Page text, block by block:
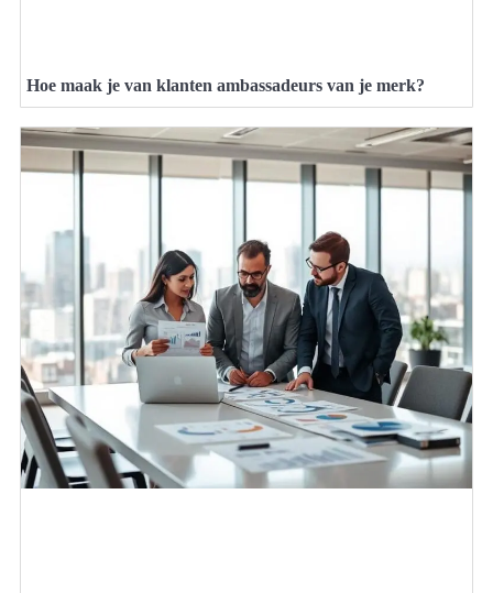
Hoe maak je van klanten ambassadeurs van je merk?